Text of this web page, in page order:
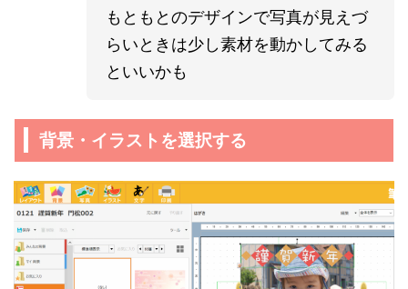
もともとのデザインで写真が見えづ
らいときは少し素材を動かしてみる
といいかも
背景・イラストを選択する